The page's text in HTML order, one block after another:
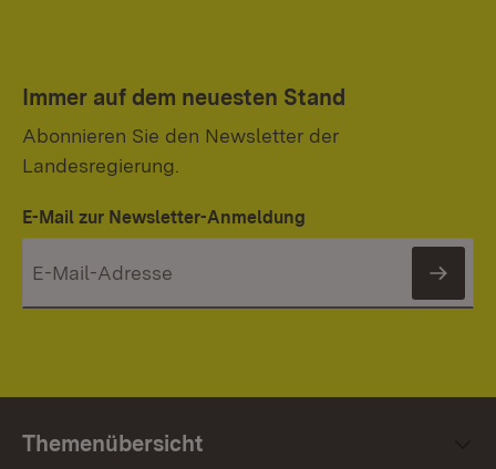
Immer auf dem neuesten Stand
Abonnieren Sie den Newsletter der
Landesregierung.
E-Mail zur Newsletter-Anmeldung
Themenübersicht